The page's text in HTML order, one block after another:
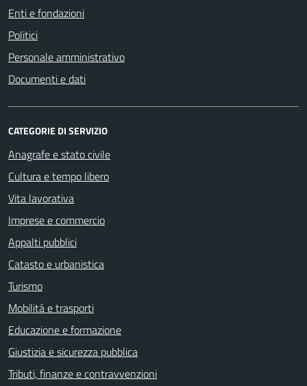
Enti e fondazioni
Politici
Personale amministrativo
Documenti e dati
CATEGORIE DI SERVIZIO
Anagrafe e stato civile
Cultura e tempo libero
Vita lavorativa
Imprese e commercio
Appalti pubblici
Catasto e urbanistica
Turismo
Mobilità e trasporti
Educazione e formazione
Giustizia e sicurezza pubblica
Tributi, finanze e contravvenzioni